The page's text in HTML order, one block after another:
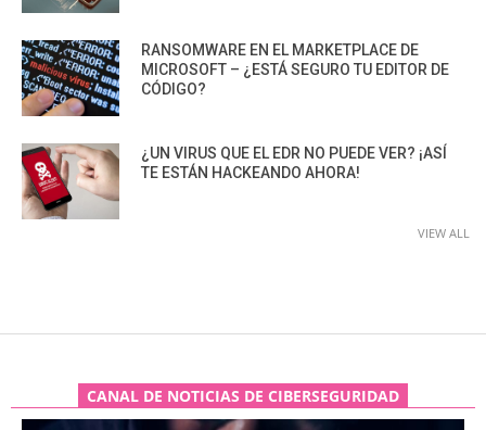
RANSOMWARE EN EL MARKETPLACE DE
MICROSOFT – ¿ESTÁ SEGURO TU EDITOR DE
CÓDIGO?
¿UN VIRUS QUE EL EDR NO PUEDE VER? ¡ASÍ
TE ESTÁN HACKEANDO AHORA!
VIEW ALL
CANAL DE NOTICIAS DE CIBERSEGURIDAD